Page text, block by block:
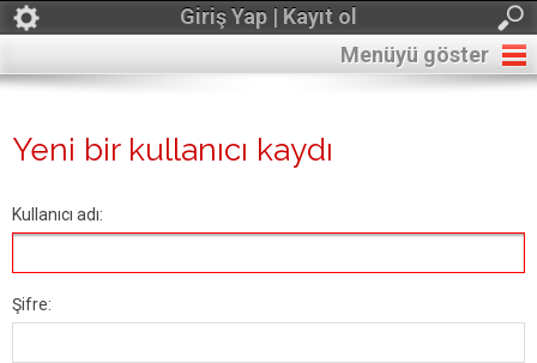
Giriş Yap | Kayıt ol
Menüyü göster
Yeni bir kullanıcı kaydı
Kullanıcı adı:
Şifre: